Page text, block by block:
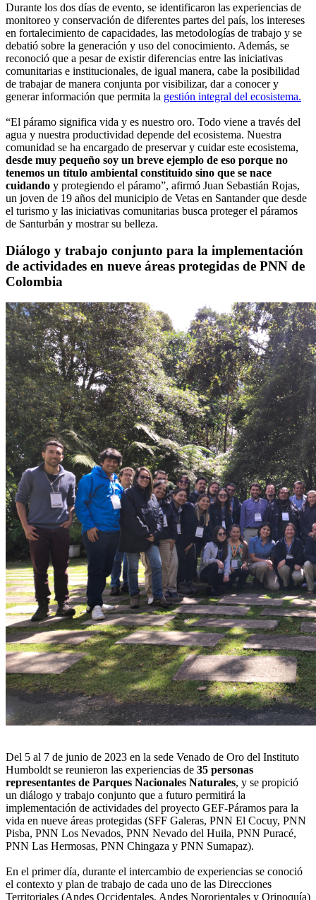
Durante los dos días de evento, se identificaron las experiencias de
monitoreo y conservación de diferentes partes del país, los intereses
en fortalecimiento de capacidades, las metodologías de trabajo y se
debatió sobre la generación y uso del conocimiento. Además, se
reconoció que a pesar de existir diferencias entre las iniciativas
comunitarias e institucionales, de igual manera, cabe la posibilidad
de trabajar de manera conjunta por visibilizar, dar a conocer y
generar información que permita la gestión integral del ecosistema.
“El páramo significa vida y es nuestro oro. Todo viene a través del
agua y nuestra productividad depende del ecosistema. Nuestra
comunidad se ha encargado de preservar y cuidar este ecosistema,
desde muy pequeño soy un breve ejemplo de eso porque no
tenemos un título ambiental constituido sino que se nace
cuidando y protegiendo el páramo”, afirmó Juan Sebastián Rojas,
un joven de 19 años del municipio de Vetas en Santander que desde
el turismo y las iniciativas comunitarias busca proteger el páramos
de Santurbán y mostrar su belleza.
Diálogo y trabajo conjunto para la implementación
de actividades en nueve áreas protegidas de PNN de
Colombia
Del 5 al 7 de junio de 2023 en la sede Venado de Oro del Instituto
Humboldt se reunieron las experiencias de 35 personas
representantes de Parques Nacionales Naturales, y se propició
un diálogo y trabajo conjunto que a futuro permitirá la
implementación de actividades del proyecto GEF-Páramos para la
vida en nueve áreas protegidas (SFF Galeras, PNN El Cocuy, PNN
Pisba, PNN Los Nevados, PNN Nevado del Huila, PNN Puracé,
PNN Las Hermosas, PNN Chingaza y PNN Sumapaz).
En el primer día, durante el intercambio de experiencias se conoció
el contexto y plan de trabajo de cada uno de las Direcciones
Territoriales (Andes Occidentales, Andes Nororientales y Orinoquía)